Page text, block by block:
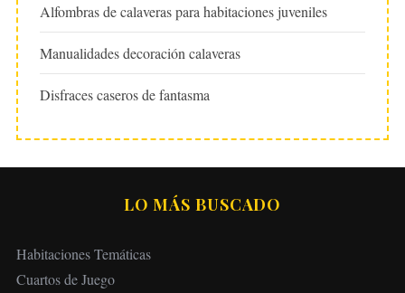
Alfombras de calaveras para habitaciones juveniles
Manualidades decoración calaveras
Disfraces caseros de fantasma
LO MÁS BUSCADO
Habitaciones Temáticas
Cuartos de Juego